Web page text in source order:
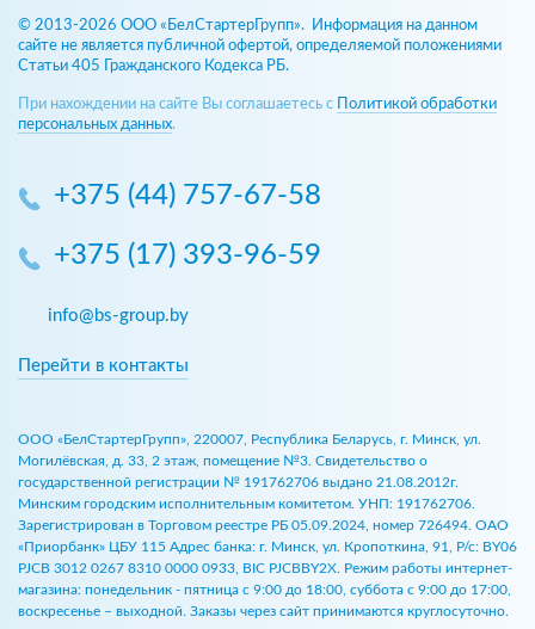
© 2013-2026 ООО «БелСтартерГрупп». Информация на данном
сайте не является публичной офертой, определяемой положениями
Статьи 405 Гражданского Кодекса РБ.
При нахождении на сайте Вы соглашаетесь с
Политикой обработки
персональных данных.
+375 (44) 757-67-58
+375 (17) 393-96-59
info@bs-group.by
Перейти в контакты
ООО «БелСтартерГрупп», 220007, Республика Беларусь, г. Минск, ул.
Могилёвская, д. 33, 2 этаж, помещение №3. Свидетельство о
государственной регистрации № 191762706 выдано 21.08.2012г.
Минским городским исполнительным комитетом. УНП: 191762706.
Зарегистрирован в Торговом реестре РБ 05.09.2024, номер 726494. ОАО
«Приорбанк» ЦБУ 115 Адрес банка: г. Минск, ул. Кропоткина, 91, Р/с: BY06
PJCB 3012 0267 8310 0000 0933, BIC PJCBBY2X. Режим работы интернет-
магазина: понедельник - пятница с 9:00 до 18:00, суббота с 9:00 до 17:00,
воскресенье – выходной. Заказы через сайт принимаются круглосуточно.